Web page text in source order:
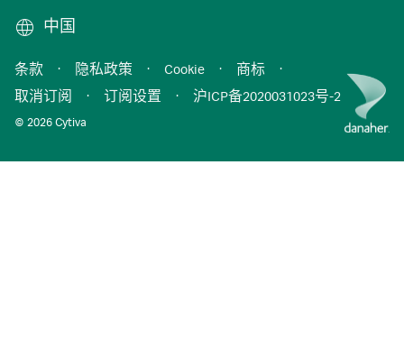
中国
© 2026 Cytiva
条款 · 隐私政策 · Cookie · 商标
·
取消订阅
· 订阅设置 · 沪ICP备2020031023号-2